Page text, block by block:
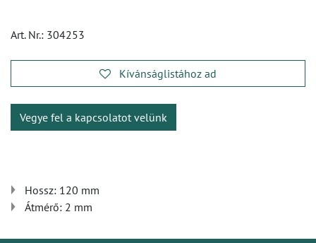
Art. Nr.: 304253
Kívánságlistához ad
Vegye fel a kapcsolatot velünk
Hossz: 120 mm
Átmérő: 2 mm